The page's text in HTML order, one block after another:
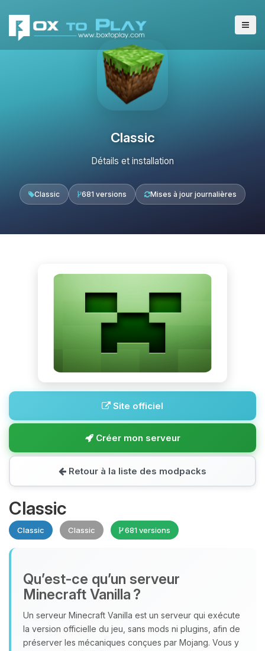
Classic
Détails et installation
Classic 681 versions Mises à jour journalières
Site officiel
Créer mon serveur
Retour à la liste des modpacks
Classic
Classic Classic 681 versions
Qu’est‑ce qu’un serveur
Minecraft Vanilla ?
Un serveur Minecraft Vanilla est un serveur qui exécute
la version officielle du jeu, sans mods ni plugins, afin de
préserver les mécaniques conçues par Mojang. Vous y
Youpi, enfin quelqu’un pour me
parler ! Moi c’est Choupy, ton petit